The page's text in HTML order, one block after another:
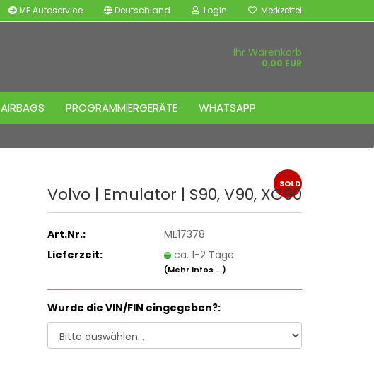
ME Autoservice Deutschland Login Merkzettel
Ihr Warenkorb
0,00 EUR
AIRBAGS PROGRAMMIERGERÄTE WHATSAPP
SOLD
Volvo | Emu­la­tor | S90, V90, XC90
Art.Nr.:
ME17378
Lieferzeit:
ca. 1-2 Tage
(Mehr Infos ...)
Wurde die VIN/FIN eingegeben?: